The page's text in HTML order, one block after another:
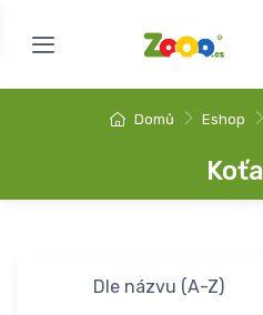
Domů Eshop
Dle názvu (A-Z)